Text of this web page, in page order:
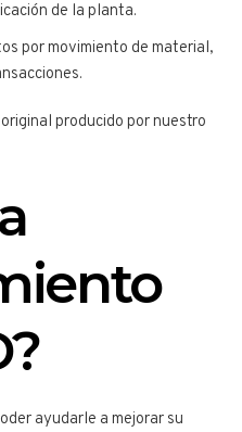
de la planta.
por movimiento de material,
producido por nuestro
ayudarle a mejorar su